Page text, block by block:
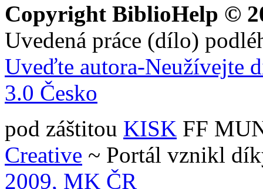
Copyright BiblioHelp ©
Uvedená práce (dílo)
Uveďte autora-Neužívejte
3.0 Česko
pod záštitou KISK FF
Creative ~ Portál vznikl
2009, MK ČR